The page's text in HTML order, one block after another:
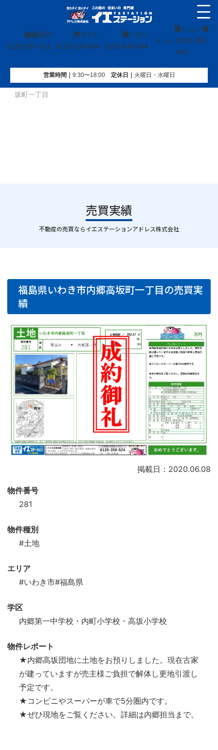
総合受付
0120-297-011
売りたい
0120-139-664
買いたい
0120-424-544
貸し たい 借
り たい 0120-302-
563
営業時間｜ 9:30〜18:00定休⽇｜ 火曜⽇・水曜⽇
イエステーション»売買実績»土地»福島県いわき市内郷高
坂町一丁目
売買実績
｜
不動産の売買ならイエステーションアドレス株式会社
福島県いわき市内郷高坂町一丁目の売買実
績
掲載日：2020.06.08
物件番号
281
物件種別
#土地
エリア
#いわき市#福島県
学区
内郷第一中学校・内町小学校・高坂小学校
物件レポート
★内郷高坂団地に土地をお預りしました。現在古家
が建っていますが売主様ご負担で解体し更地引渡し
予定です。
★コンビニやスーパーが車で5分圏内です。
★ぜひ現地をご覧ください。詳細は内郷担当まで。